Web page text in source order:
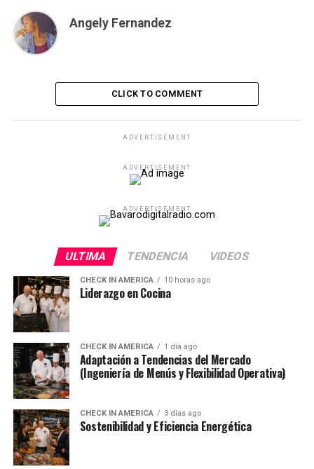
Angely Fernandez
CLICK TO COMMENT
ADVERTISEMENT
ADVERTISEMENT
ADVERTISEMENT
ULTIMA TENDENCIA VIDEOS
CHECK IN AMERICA 10 horas ago
Liderazgo en Cocina
CHECK IN AMERICA 1 día ago
Adaptación a Tendencias del Mercado
(Ingeniería de Menús y Flexibilidad Operativa)
CHECK IN AMERICA 3 días ago
Sostenibilidad y Eficiencia Energética